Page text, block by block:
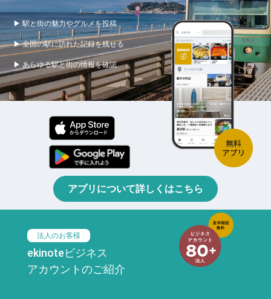
▶ 駅と街の魅力やグルメを投稿
▶ 全国の駅に訪れた記録を残せる
▶ あらゆる駅と街の情報を確認
アプリについて詳しくはこちら
法人のお客様
ekinoteビジネス
アカウントのご紹介